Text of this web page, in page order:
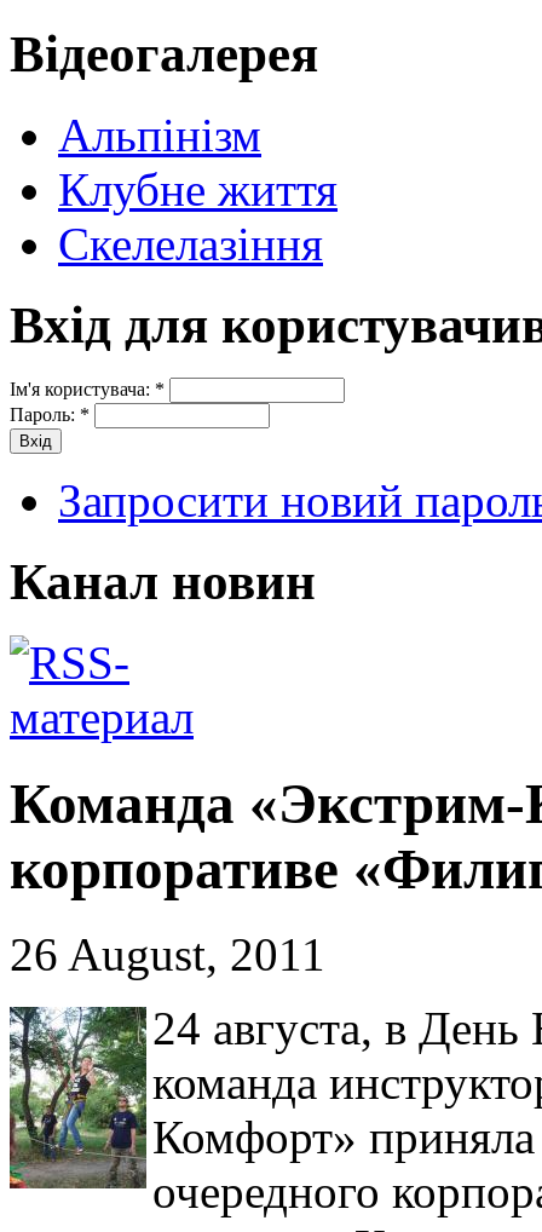
Відеогалерея
Альпінізм
Клубне життя
Скелелазіння
Вхід для
Ім'я користувача: *
Пароль: *
Запросити новий
Канал новин
Команда
корпоративе
26 August, 2011
24 августа, в
команда
Комфорт» приняла
очередного